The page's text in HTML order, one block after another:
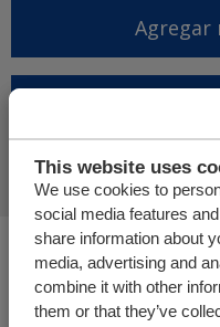
This website uses
We use cookies to
social media features
share information about
media, advertising and
combine it with other
them or that they’ve
Agregar
Usted está aquí:
Cargo Floor | Sistema
Tienda online